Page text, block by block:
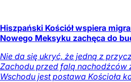
Hiszpański Kościół wspiera
Nowego Meksyku zachęca do
Nie da się ukryć, że jedną z
Zachodu przed falą nachodźców
Wschodu jest postawa Kościoła